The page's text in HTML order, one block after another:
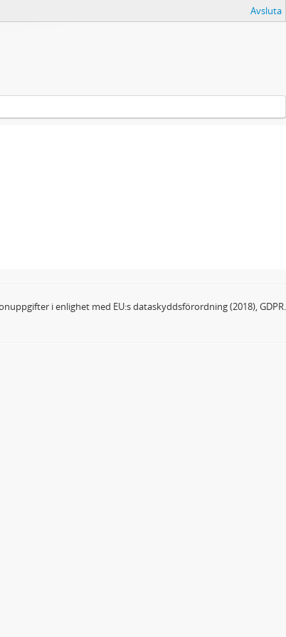
Avsluta
i enlighet med EU:s dataskyddsförordning (2018), GDPR.